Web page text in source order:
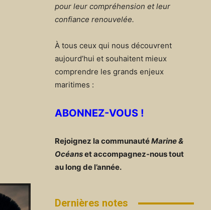
pour leur compréhension et leur
confiance renouvelée.
À tous ceux qui nous découvrent
aujourd’hui et souhaitent mieux
comprendre les grands enjeux
maritimes :
ABONNEZ-VOUS !
Rejoignez la communautéMarine &
Océanset accompagnez-nous tout
au long de l’année.
Dernières notes